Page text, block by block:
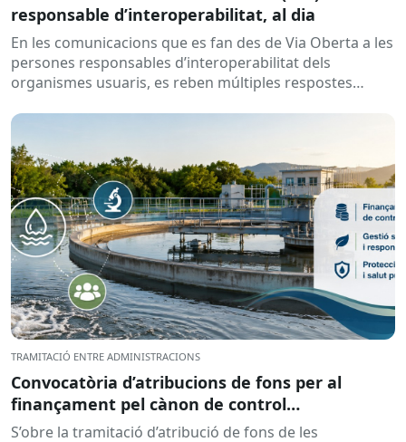
responsable d’interoperabilitat, al dia
En les comunicacions que es fan des de Via Oberta a les
persones responsables d’interoperabilitat dels
organismes usuaris, es reben múltiples respostes
TRAMITACIÓ ENTRE ADMINISTRACIONS
Convocatòria d’atribucions de fons per al
finançament pel cànon de control
d’abocaments meritat l’any 2025 i liquidat l’any
S’obre la tramitació d’atribució de fons de les